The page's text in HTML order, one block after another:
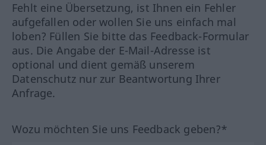
Fehlt eine Übersetzung, ist Ihnen ein Fehler
aufgefallen oder wollen Sie uns einfach mal
loben? Füllen Sie bitte das Feedback-Formular
aus. Die Angabe der E-Mail-Adresse ist
optional und dient gemäß unserem
Datenschutz nur zur Beantwortung Ihrer
Anfrage.
Wozu möchten Sie uns Feedback geben?*